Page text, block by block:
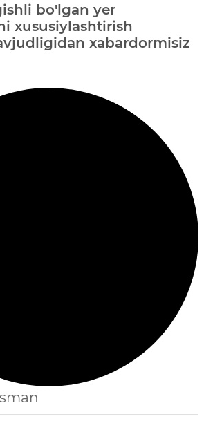
bo'lgan yer
xususiylashtirish
xabardormisiz